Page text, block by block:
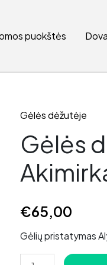
puokštės
Gėlės dėžutėje
Gėlės
€65,00
Gėlių pristatymas
produkto